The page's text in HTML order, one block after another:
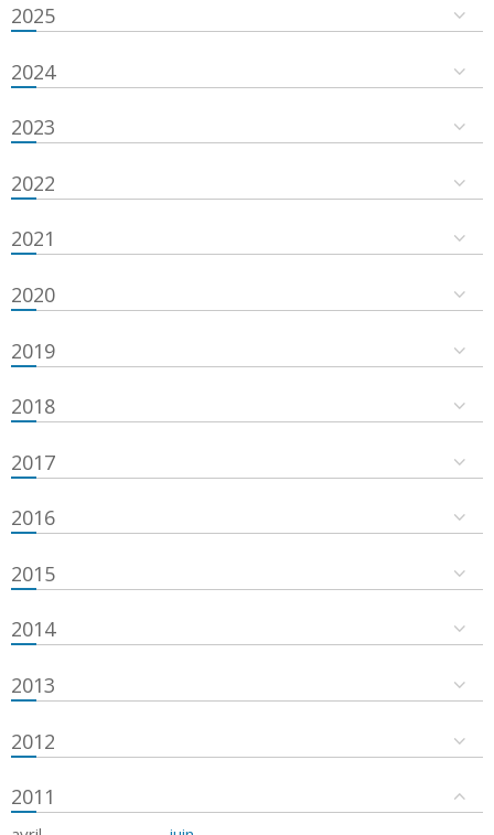
2025
2024
2023
2022
2021
2020
2019
2018
2017
2016
2015
2014
2013
2012
2011